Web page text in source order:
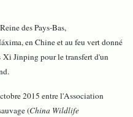
des Pays-Bas,
en Chine et au feu vert donné
Xi Jinping pour le transfert d'un
2015 entre l'Association
(China Wildlife